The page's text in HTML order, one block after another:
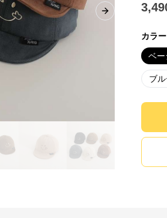
Next slide
カラー
ベー
ブ